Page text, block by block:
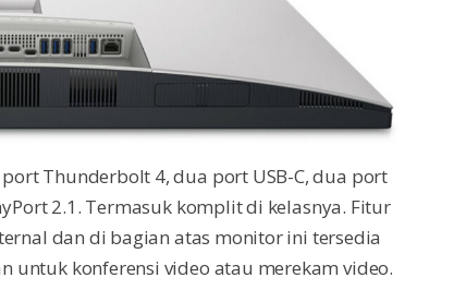
Thunderbolt 4, dua port USB-C, dua port
2.1. Termasuk komplit di kelasnya. Fitur
dan di bagian atas monitor ini tersedia
untuk konferensi video atau merekam video.